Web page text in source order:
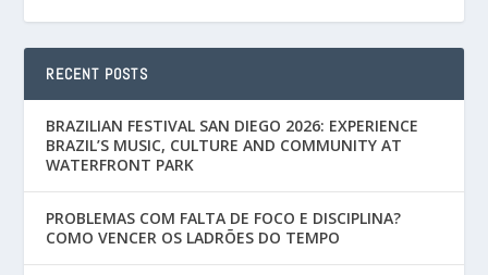
RECENT POSTS
BRAZILIAN FESTIVAL SAN DIEGO 2026: EXPERIENCE
BRAZIL’S MUSIC, CULTURE AND COMMUNITY AT
WATERFRONT PARK
PROBLEMAS COM FALTA DE FOCO E DISCIPLINA?
COMO VENCER OS LADRÕES DO TEMPO